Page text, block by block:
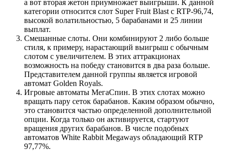
а вот вторая жетон приумножает выигрыши. К данной
категории относится слот Super Fruit Blast с RTP-96,74,
высокой волатильностью, 5 барабанами и 25 линии
выплат.
Смешанные слоты. Они комбинируют 2 либо больше
стиля, к примеру, нарастающий выигрыш с обычным
слотом с увеличителем. В этих аттракционах
возможность на победу становится в два раза больше.
Представителем данной группы является игровой
автомат Golden Royals.
Игровые автоматы МегаСпин. В этих слотах можно
вращать пару сеток барабанов. Каким образом обычно,
это становится частью определенной дополнительной
опции. Когда только он активируется, стартуют
вращения других барабанов. В числе подобных
автоматов White Rabbit Megaways обладающий RTP
97,77%.